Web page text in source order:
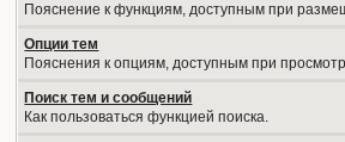
Пояснение к функциям, доступным при
Опции тем
Пояснения к опциям, доступным при
Поиск тем и сообщений
Как пользоваться функцией поиска.